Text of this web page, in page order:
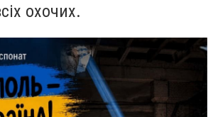
охочих.